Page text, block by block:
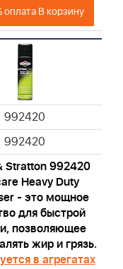
оплата В корзину
992420
992420
Stratton 992420
Heavy Duty
- это мощное
для быстрой
позволяющее
жир и грязь.
в агрегатах